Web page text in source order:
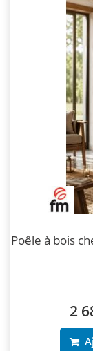
Poêle à bois
2